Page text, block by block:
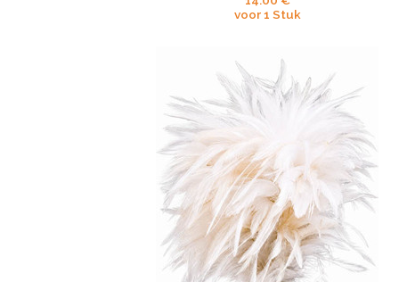
voor 1 Stuk